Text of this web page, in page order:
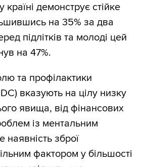
країні демонструє стійке
на 35% за два
підлітків та молоді цей
на 47%.
та профілактики
вказують на цілу низку
явища, від фінансових
із ментальним
зброї
фактором у більшості